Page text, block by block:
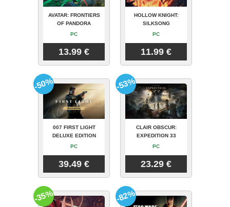
AVATAR: FRONTIERS
OF PANDORA
PC
13.99 €
HOLLOW KNIGHT:
SILKSONG
PC
11.99 €
007 FIRST LIGHT
DELUXE EDITION
PC
39.49 €
-50%
CLAIR OBSCUR:
EXPEDITION 33
PC
23.29 €
-53%
-35% -82%